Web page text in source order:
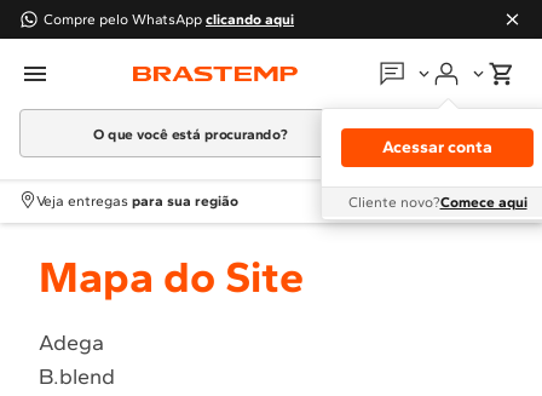
Compre pelo WhatsApp clicando aqui
Em que podemos ajudar?
Acessar conta
Cliente novo?Comece aqui
O que você está procurando?
Termos mais buscados
1º Geladeira
2
Fogao
4 º Lava Louça
5 º Cooktop
Veja entregas para sua região
Mapa do Site
Adega
B.blend